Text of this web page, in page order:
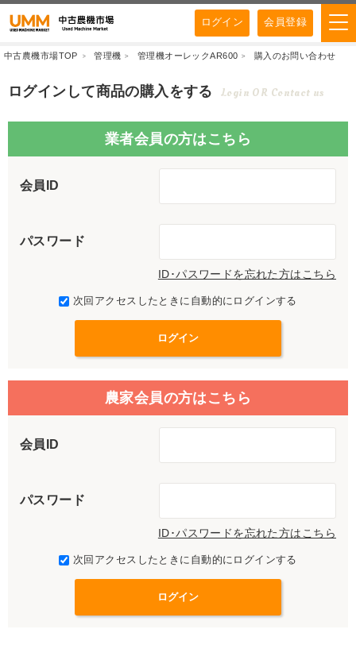
ログイン 会員登録
中古農機市場TOP 管理機 管理機オーレックAR600 購入のお問い合わせ
ログインして商品の購入をする Login OR Contact us
業者会員の方はこちら
会員ID
パスワード
ID･パスワードを忘れた方はこちら
次回アクセスしたときに自動的にログインする
農家会員の方はこちら
会員ID
パスワード
ID･パスワードを忘れた方はこちら
次回アクセスしたときに自動的にログインする